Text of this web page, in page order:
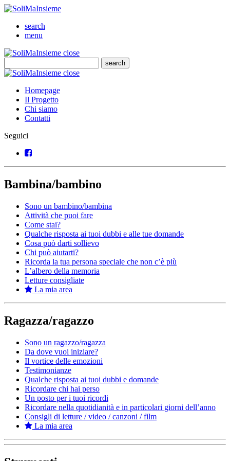
SoliMaInsieme
search
menu
SoliMaInsieme
closeClose
search
Cerca
SoliMaInsieme
closeClose
Homepage
Il Progetto
Chi siamo
Contatti
Seguici
Facebook
Bambina/bambino
Sono un bambino/bambina
Attività che puoi fare
Come stai?
Qualche risposta ai tuoi dubbi e alle tue domande
Cosa può darti sollievo
Chi può aiutarti?
Ricorda la tua persona speciale che non c’è più
L’albero della memoria
Letture consigliate
La mia area
Ragazza/ragazzo
Sono un ragazzo/ragazza
Da dove vuoi iniziare?
Il vortice delle emozioni
Testimonianze
Qualche risposta ai tuoi dubbi e domande
Ricordare chi hai perso
Un posto per i tuoi ricordi
Ricordare nella quotidianità e in particolari giorni dell’anno
Consigli di letture / video / canzoni / film
La mia area